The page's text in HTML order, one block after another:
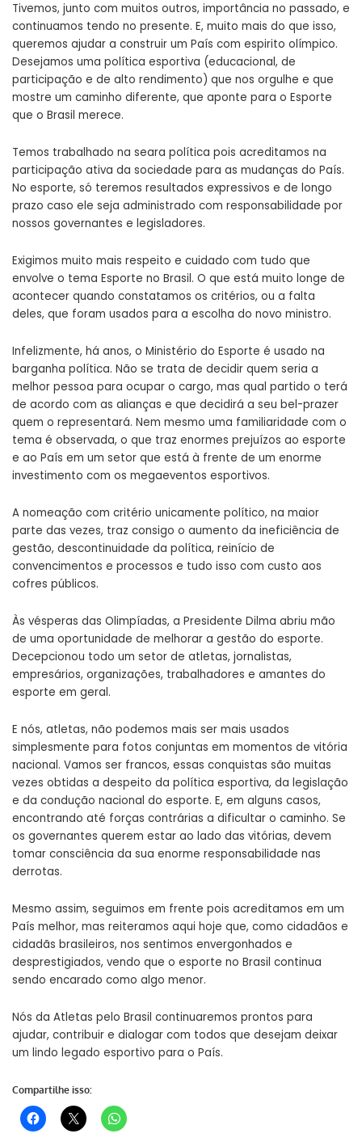
Tivemos, junto com muitos outros, importância no passado, e
continuamos tendo no presente. E, muito mais do que isso,
queremos ajudar a construir um País com espirito olímpico.
Desejamos uma política esportiva (educacional, de
participação e de alto rendimento) que nos orgulhe e que
mostre um caminho diferente, que aponte para o Esporte
que o Brasil merece.
Temos trabalhado na seara política pois acreditamos na
participação ativa da sociedade para as mudanças do País.
No esporte, só teremos resultados expressivos e de longo
prazo caso ele seja administrado com responsabilidade por
nossos governantes e legisladores.
Exigimos muito mais respeito e cuidado com tudo que
envolve o tema Esporte no Brasil. O que está muito longe de
acontecer quando constatamos os critérios, ou a falta
deles, que foram usados para a escolha do novo ministro.
Infelizmente, há anos, o Ministério do Esporte é usado na
barganha política. Não se trata de decidir quem seria a
melhor pessoa para ocupar o cargo, mas qual partido o terá
de acordo com as alianças e que decidirá a seu bel-prazer
quem o representará. Nem mesmo uma familiaridade com o
tema é observada, o que traz enormes prejuízos ao esporte
e ao País em um setor que está à frente de um enorme
investimento com os megaeventos esportivos.
A nomeação com critério unicamente político, na maior
parte das vezes, traz consigo o aumento da ineficiência de
gestão, descontinuidade da política, reinício de
convencimentos e processos e tudo isso com custo aos
cofres públicos.
Às vésperas das Olimpíadas, a Presidente Dilma abriu mão
de uma oportunidade de melhorar a gestão do esporte.
Decepcionou todo um setor de atletas, jornalistas,
empresários, organizações, trabalhadores e amantes do
esporte em geral.
E nós, atletas, não podemos mais ser mais usados
simplesmente para fotos conjuntas em momentos de vitória
nacional. Vamos ser francos, essas conquistas são muitas
vezes obtidas a despeito da política esportiva, da legislação
e da condução nacional do esporte. E, em alguns casos,
encontrando até forças contrárias a dificultar o caminho. Se
os governantes querem estar ao lado das vitórias, devem
tomar consciência da sua enorme responsabilidade nas
derrotas.
Mesmo assim, seguimos em frente pois acreditamos em um
País melhor, mas reiteramos aqui hoje que, como cidadãos e
cidadãs brasileiros, nos sentimos envergonhados e
desprestigiados, vendo que o esporte no Brasil continua
sendo encarado como algo menor.
Nós da Atletas pelo Brasil continuaremos prontos para
ajudar, contribuir e dialogar com todos que desejam deixar
um lindo legado esportivo para o País.
Compartilhe isso: